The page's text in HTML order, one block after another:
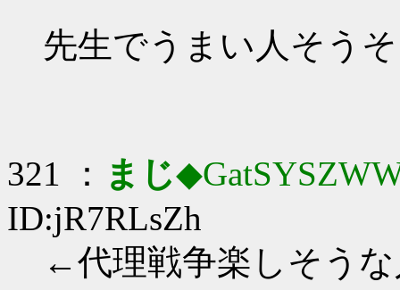
先生でうまい人そう
321 ： まじ
ID:jR7RLsZh
←代理戦争楽しそう